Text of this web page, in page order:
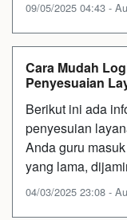
09/05/2025 04:43 -
Cara Mudah
Penyesuaian
Berikut ini ada
penyesuian
Anda guru
yang lama,
04/03/2025 23:08 -